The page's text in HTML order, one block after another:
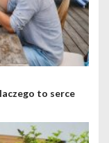
to serce